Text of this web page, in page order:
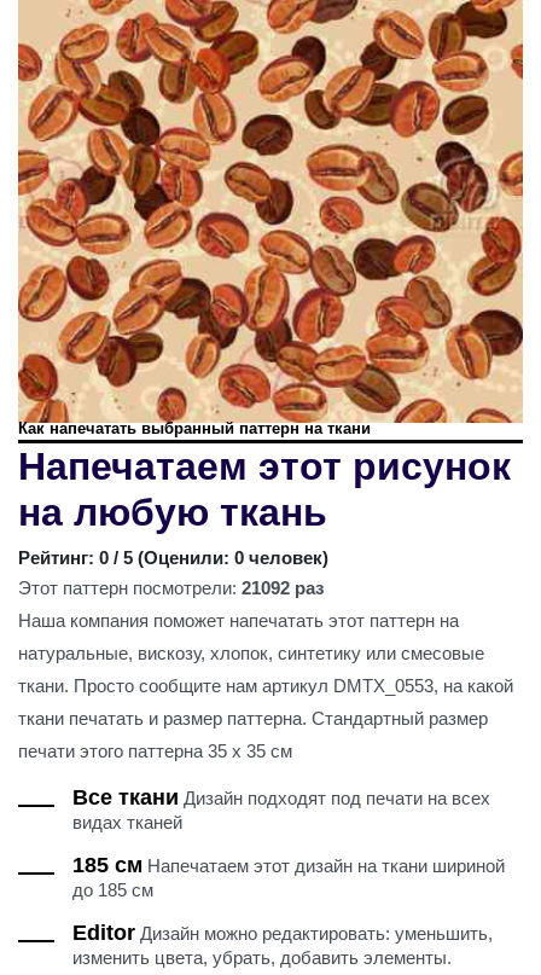
Как напечатать выбранный паттерн на ткани
Напечатаем этот рисунок
на любую ткань
Рейтинг: 0 / 5 (Оценили: 0 человек)
Этот паттерн посмотрели: 21092 раз
Наша компания поможет напечатать этот паттерн на
натуральные, вискозу, хлопок, синтетику или смесовые
ткани. Просто сообщите нам артикул DMTX_0553, на какой
ткани печатать и размер паттерна. Стандартный размер
печати этого паттерна 35 х 35 см
Все ткани Дизайн подходят под печати на всех
видах тканей
185 см Напечатаем этот дизайн на ткани шириной
до 185 см
Editor Дизайн можно редактировать: уменьшить,
изменить цвета, убрать, добавить элементы.